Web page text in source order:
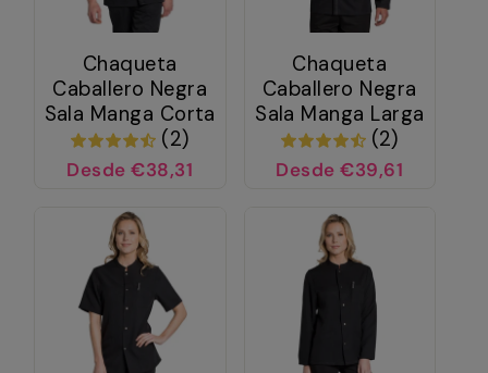
Chaqueta
Caballero Negra
Sala Manga Corta
(2)
Desde €38,31
Chaqueta
Caballero Negra
Sala Manga Larga
(2)
Desde €39,61